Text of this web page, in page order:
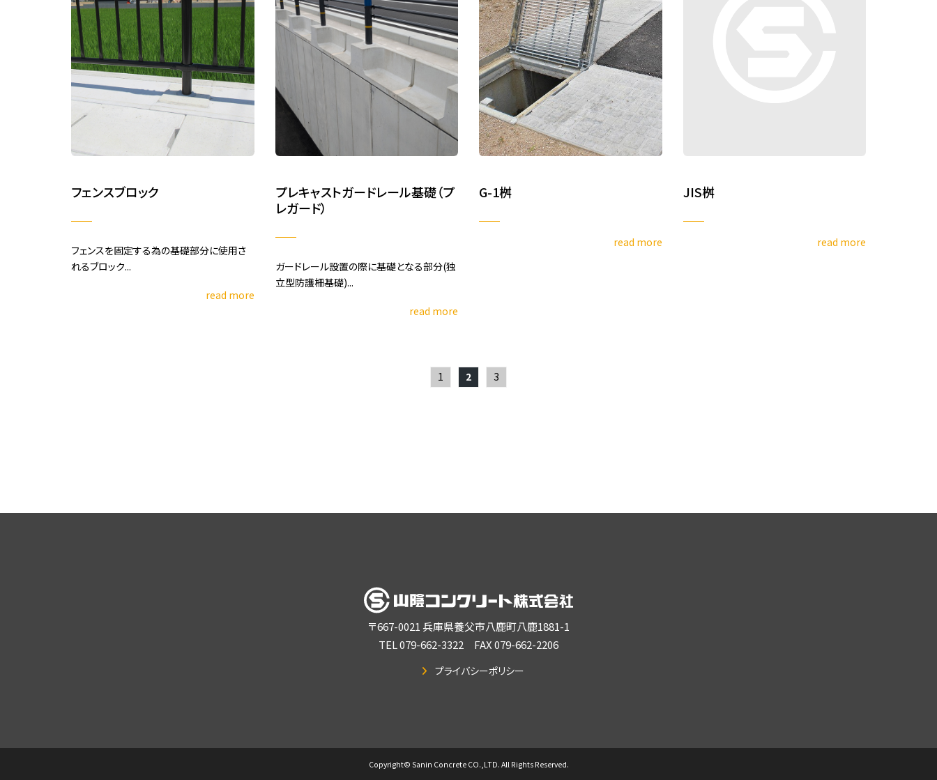
フェンスブロック
フェンスを固定する為の基礎部分に使用さ
れるブロック...
read more
プレキャストガードレール基礎（プ
レガード）
ガードレール設置の際に基礎となる部分(独
立型防護柵基礎)...
read more
G-1桝
read more
JIS桝
read more
1 2 3
〒667-0021 兵庫県養父市八鹿町八鹿1881-1
TEL 079-662-3322 FAX 079-662-2206
プライバシーポリシー
Copyright© Sanin Concrete CO.,LTD. All Rights Reserved.